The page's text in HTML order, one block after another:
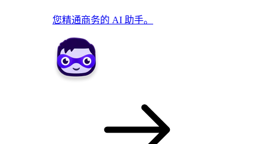
您精通商务的 AI 助手。